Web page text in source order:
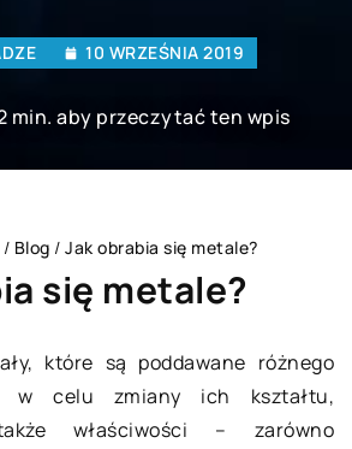
10 WRZEŚNIA 2019
min. aby przeczytać ten wpis
/ Blog / Jak obrabia się metale?
się metale?
które są poddawane różnego
w celu zmiany ich kształtu,
właściwości – zarówno